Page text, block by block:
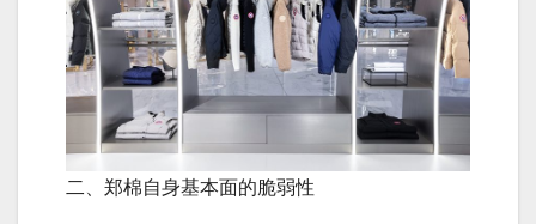
二、郑棉自身基本面的脆弱性